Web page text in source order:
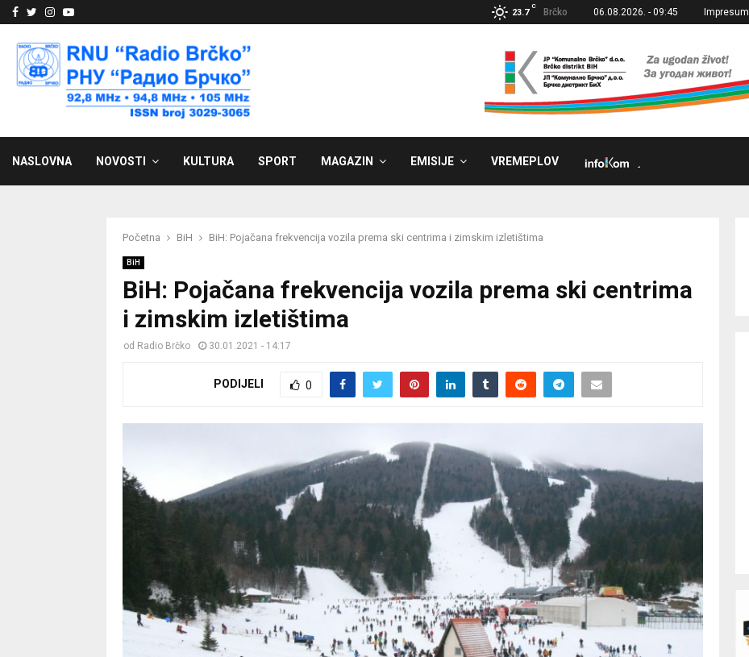
Facebook
Twitter
Instagram
Youtube 23.7
C
Brčko 06.08.2026. - 09:45 Impresum
NASLOVNA NOVOSTI KULTURA SPORT MAGAZIN EMISIJE VREMEPLOV
Početna BiH BiH: Pojačana frekvencija vozila prema ski centrima i zimskim izletištima
BiH
BiH: Pojačana frekvencija vozila prema ski centrima
i zimskim izletištima
od Radio Brčko 30.01.2021 - 14:17
PODIJELI 0